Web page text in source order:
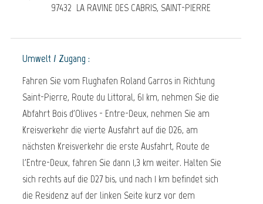
97432 LA RAVINE DES CABRIS, SAINT-PIERRE
Umwelt / Zugang :
Fahren Sie vom Flughafen Roland Garros in Richtung
Saint-Pierre, Route du Littoral, 61 km, nehmen Sie die
Abfahrt Bois d'Olives - Entre-Deux, nehmen Sie am
Kreisverkehr die vierte Ausfahrt auf die D26, am
nächsten Kreisverkehr die erste Ausfahrt, Route de
l'Entre-Deux, fahren Sie dann 1,3 km weiter. Halten Sie
sich rechts auf die D27 bis, und nach 1 km befindet sich
die Residenz auf der linken Seite kurz vor dem